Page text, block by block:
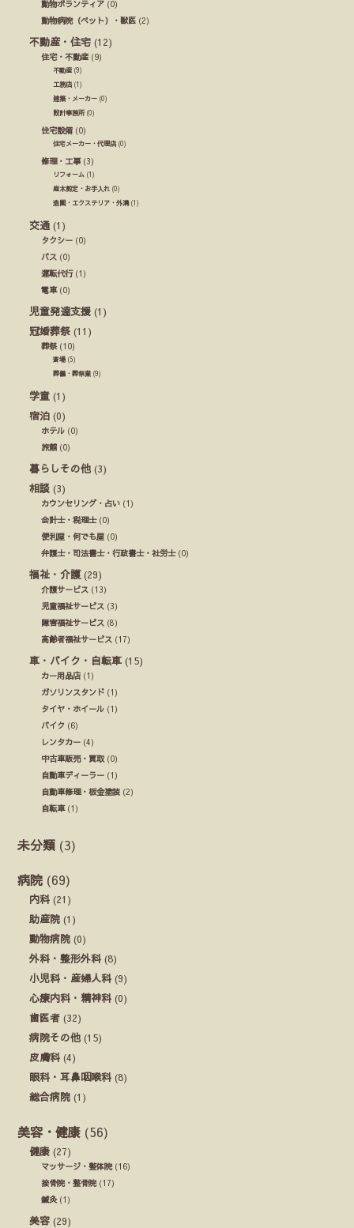
動物ボランティア (0)
動物病院（ペット）・獣医 (2)
不動産・住宅 (12)
住宅・不動産 (9)
不動産 (9)
工務店 (1)
建築・メーカー (0)
設計事務所(0)
住宅設備(0)
住宅メーカー・代理店 (0)
修理・工事(3)
リフォーム (1)
庭木剪定・お手入れ (0)
造園・エクステリア・外溝(1)
交通 (1)
タクシー (0)
バス (0)
運転代行(1)
電車(0)
児童発達支援 (1)
冠婚葬祭 (11)
葬祭(10)
斎場(5)
葬儀・葬祭業 (9)
学童 (1)
宿泊 (0)
ホテル (0)
旅館 (0)
暮らしその他 (3)
相談 (3)
カウンセリング・占い (1)
会計士・税理士(0)
便利屋・何でも屋 (0)
弁護士・司法書士・行政書士・社労士(0)
福祉・介護(29)
介護サービス (13)
児童福祉サービス (3)
障害福祉サービス (8)
高齢者福祉サービス (17)
車・バイク・自転車 (15)
カー用品店 (1)
ガソリンスタンド (1)
タイヤ・ホイール (1)
バイク (6)
レンタカー (4)
中古車販売・買取 (0)
自動車ディーラー (1)
自動車修理・板金塗装 (2)
自転車(1)
未分類 (3)
病院 (69)
内科 (21)
助産院 (1)
動物病院 (0)
外科・整形外科 (8)
小児科・産婦人科 (9)
心療内科・精神科 (0)
歯医者 (32)
病院その他 (15)
皮膚科 (4)
眼科・耳鼻咽喉科 (8)
総合病院 (1)
美容・健康 (56)
健康 (27)
マッサージ・整体院(16)
接骨院・整骨院(17)
鍼灸(1)
美容 (29)